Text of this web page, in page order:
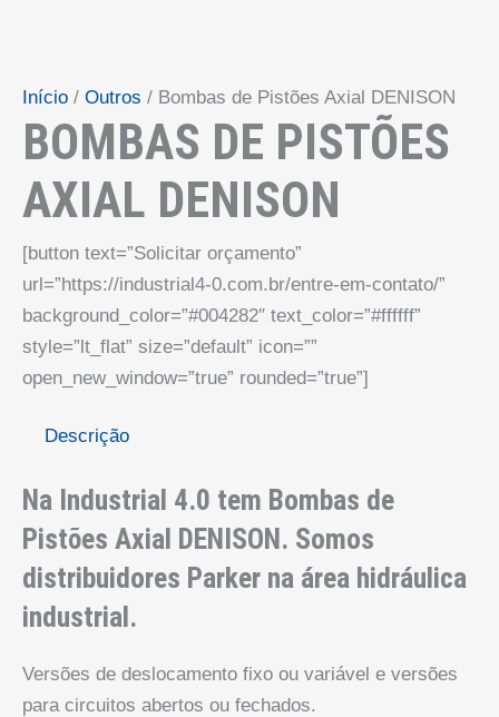
Início / Outros / Bombas de Pistões Axial DENISON
BOMBAS DE PISTÕES
AXIAL DENISON
[button text=”Solicitar orçamento”
url=”https://industrial4-0.com.br/entre-em-contato/”
background_color=”#004282″ text_color=”#ffffff”
style=”lt_flat” size=”default” icon=””
open_new_window=”true” rounded=”true”]
Descrição
Na Industrial 4.0 tem Bombas de
Pistões Axial DENISON. Somos
distribuidores Parker na área hidráulica
industrial.
Versões de deslocamento fixo ou variável e versões
para circuitos abertos ou fechados.